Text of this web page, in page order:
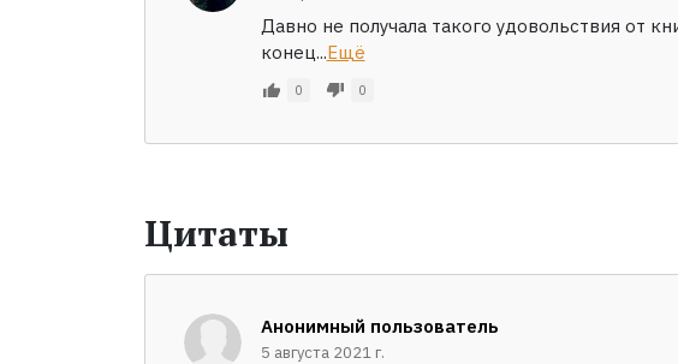
Давно не получала такого удовольствия от
конец...Ещё
0 0
Цитаты
Анонимный пользователь
5 августа 2021 г.